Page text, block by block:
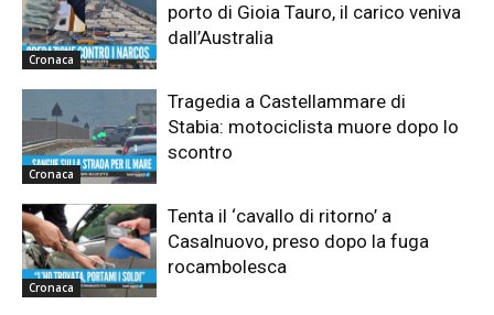
Cronaca
porto di Gioia Tauro, il carico veniva
dall’Australia
Cronaca
Tragedia a Castellammare di
Stabia: motociclista muore dopo lo
scontro
Cronaca
Tenta il ‘cavallo di ritorno’ a
Casalnuovo, preso dopo la fuga
rocambolesca